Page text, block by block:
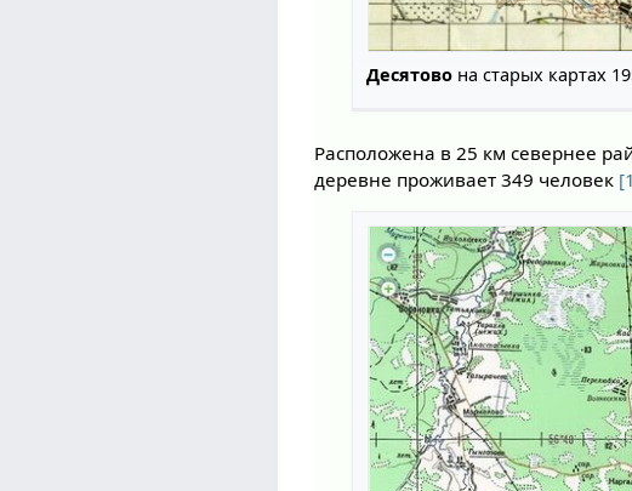
Десятово на старых картах
Расположена в 25 км севернее
деревне проживает 349 человек